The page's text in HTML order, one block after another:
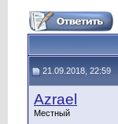
21.09.2018, 22:59
Azrael
Местный